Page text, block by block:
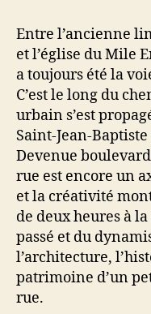
Entre l’ancienne
et l’église du Mile
a toujours été la
C’est le long du
urbain s’est
Saint-Jean-
Devenue
rue est encore un
et la créativité
de deux heures à
passé et du
l’architecture,
patrimoine d’un
rue.